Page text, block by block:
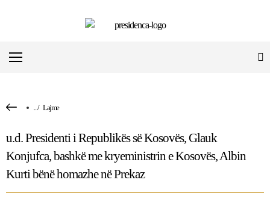
.../ Lajme
u.d. Presidenti i Republikës së Kosovës, Glauk
Konjufca, bashkë me kryeministrin e Kosovës, Albin
Kurti bënë homazhe në Prekaz